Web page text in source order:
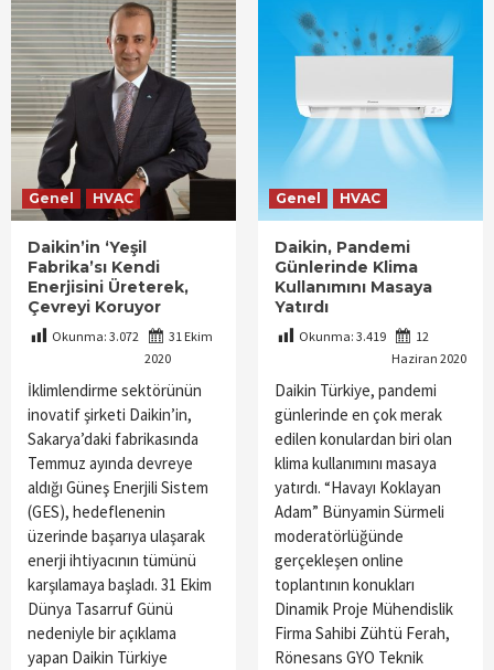
Genel HVAC
Daikin’in ‘Yeşil
Fabrika’sı Kendi
Enerjisini Üreterek,
Çevreyi Koruyor
Okunma: 3.072
31 Ekim
2020
İklimlendirme sektörünün
inovatif şirketi Daikin’in,
Sakarya’daki fabrikasında
Temmuz ayında devreye
aldığı Güneş Enerjili Sistem
(GES), hedeflenenin
üzerinde başarıya ulaşarak
enerji ihtiyacının tümünü
karşılamaya başladı. 31 Ekim
Dünya Tasarruf Günü
nedeniyle bir açıklama
yapan Daikin Türkiye
Genel HVAC
Daikin, Pandemi
Günlerinde Klima
Kullanımını Masaya
Yatırdı
Okunma: 3.419
12
Haziran 2020
Daikin Türkiye, pandemi
günlerinde en çok merak
edilen konulardan biri olan
klima kullanımını masaya
yatırdı. “Havayı Koklayan
Adam” Bünyamin Sürmeli
moderatörlüğünde
gerçekleşen online
toplantının konukları
Dinamik Proje Mühendislik
Firma Sahibi Zühtü Ferah,
Rönesans GYO Teknik